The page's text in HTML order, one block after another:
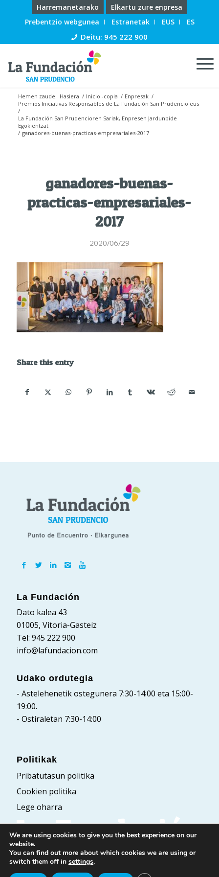
Harremanetarako
Elkartu zure enpresa
Prebentzio webgunea
Estranetak EUS ES
Deitu: 945 222 900
Hemen zaude: Hasiera / Inicio -copia / Enpresak /
Premios Iniciativas Responsables de La Fundación San Prudencio eus
/
La Fundación San Prudencioren Sariak, Enpresen Jardunbide
Egokientzat
/ ganadores-buenas-practicas-empresariales-2017
ganadores-buenas-
practicas-empresariales-
2017
2020/06/29
Share this entry
La Fundación
Dato kalea 43
01005, Vitoria-Gasteiz
Tel: 945 222 900
info@lafundacion.com
Udako ordutegia
- Astelehenetik ostegunera 7:30-14:00 eta 15:00-
19:00.
- Ostiraletan 7:30-14:00
Politikak
Pribatutasun politika
Cookien politika
Lege oharra
© Fundación Laboral San Prudencio. Eskubide guztiak
We are using cookies to give you the best experience on our
website.
You can find out more about which cookies we are using or
switch them off in settings.